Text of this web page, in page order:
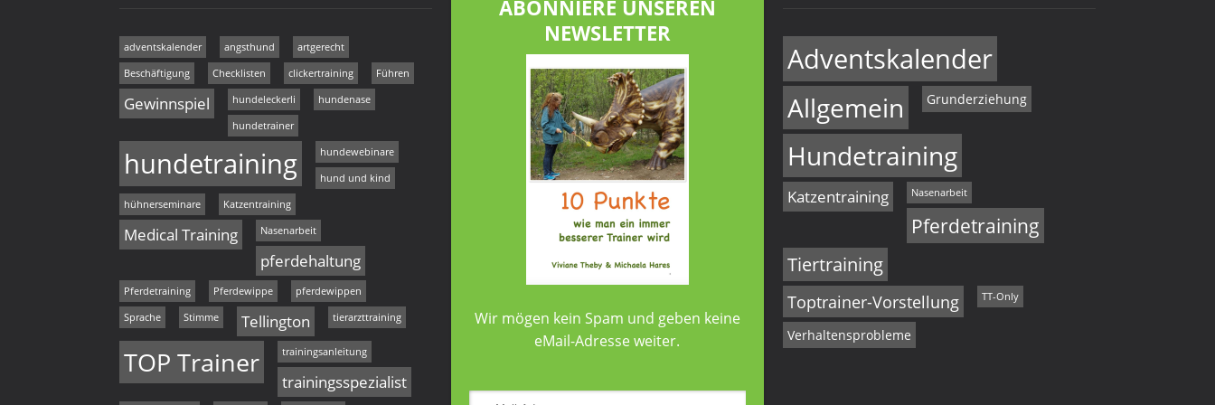
adventskalender angsthund artgerecht
Beschäftigung Checklisten clickertraining Führen
Gewinnspiel hundeleckerli hundenase
hundetrainer
hundetraining hundewebinare
hund und kind
hühnerseminare Katzentraining
Medical Training Nasenarbeit
pferdehaltung
Pferdetraining Pferdewippe pferdewippen
Sprache Stimme Tellington tierarzttraining
TOP Trainer trainingsanleitung
trainingsspezialist
ABONNIERE UNSEREN
NEWSLETTER
Wir mögen kein Spam und geben keine
eMail-Adresse weiter.
Adventskalender
Allgemein Grunderziehung
Hundetraining
Katzentraining Nasenarbeit
Pferdetraining
Tiertraining
Toptrainer-Vorstellung TT-Only
Verhaltensprobleme